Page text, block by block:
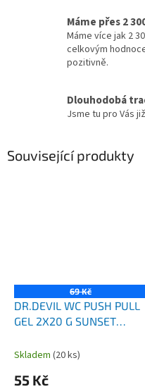
Máme přes 2
Máme více jak 2
celkovým
pozitivně.
Dlouhodobá
Jsme tu pro Vás
Související produkty
69 Kč
DR.DEVIL WC PUSH PULL
GEL 2X20 G SUNSET
Skladem (20 ks)
55 Kč